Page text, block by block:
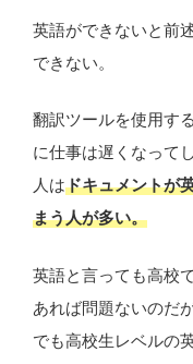
英語ができないと前
できない。
翻訳ツールを使用す
に仕事は遅くなって
人はドキュメントが
まう人が多い。
英語と言っても高校
あれば問題ないのだ
でも高校生レベルの